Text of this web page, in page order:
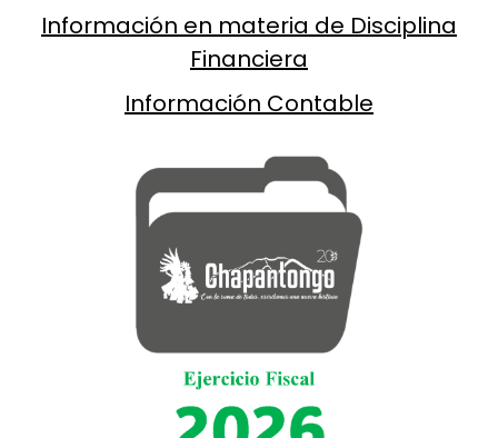
Información en materia de Disciplina
Financiera
Información Contable